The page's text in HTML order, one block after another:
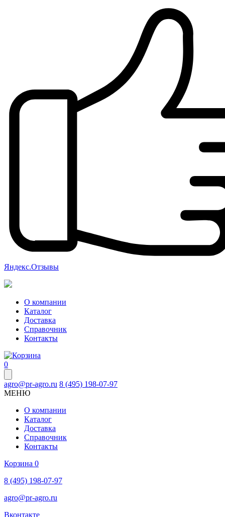
Яндекс.Отзывы
О компании
Каталог
Доставка
Справочник
Контакты
0
agro@pr-agro.ru 8 (495) 198-07-97
МЕНЮ
О компании
Каталог
Доставка
Справочник
Контакты
Корзина 0
8 (495) 198-07-97
agro@pr-agro.ru
Вконтакте